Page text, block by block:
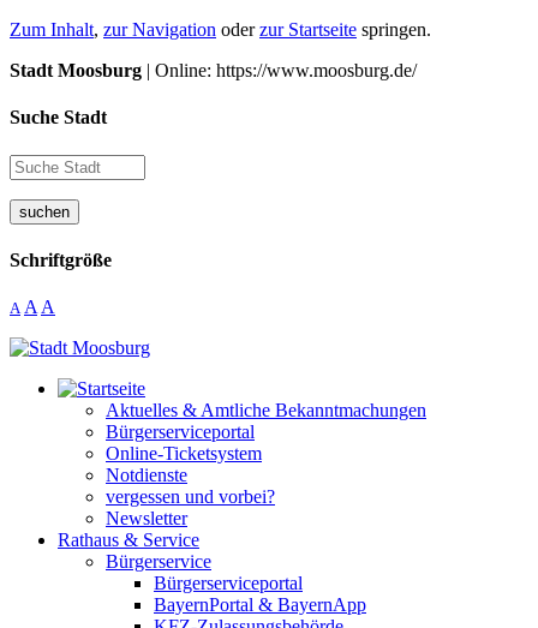
Zum Inhalt, zur Navigation oderzur Startseite springen.
Stadt Moosburg | Online: https://www.moosburg.de/
Suche Stadt
suchen
Schriftgröße
A A A
Aktuelles & Amtliche Bekanntmachungen
Bürgerserviceportal
Online-Ticketsystem
Notdienste
vergessen und vorbei?
Newsletter
Rathaus & Service
Bürgerservice
Bürgerserviceportal
BayernPortal & BayernApp